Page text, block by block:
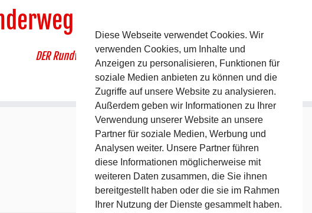
DER Rundwanderweg um Pommelsbrunn
Diese Webseite verwendet Cookies. Wir
verwenden Cookies, um Inhalte und
Anzeigen zu personalisieren, Funktionen für
soziale Medien anbieten zu können und die
Zugriffe auf unsere Website zu analysieren.
Außerdem geben wir Informationen zu Ihrer
Verwendung unserer Website an unsere
Partner für soziale Medien, Werbung und
Analysen weiter. Unsere Partner führen
diese Informationen möglicherweise mit
weiteren Daten zusammen, die Sie ihnen
bereitgestellt haben oder die sie im Rahmen
Ihrer Nutzung der Dienste gesammelt haben.